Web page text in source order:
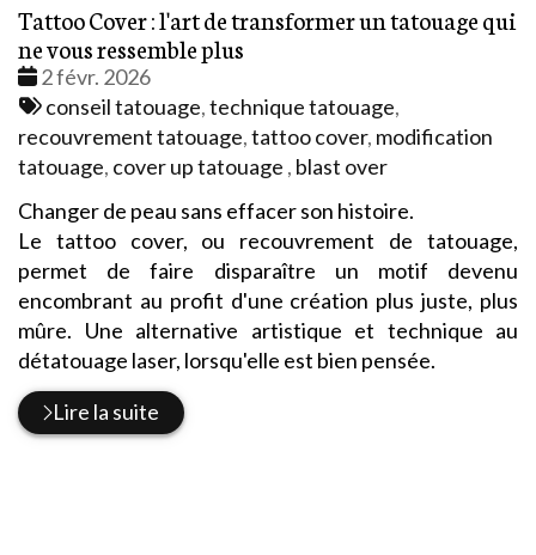
Tattoo Cover : l'art de transformer un tatouage qui
ne vous ressemble plus
Date
:
2 févr. 2026
Tags
:
conseil tatouage,technique tatouage,
recouvrement tatouage,tattoo cover, modification
tatouage, cover up tatouage , blast over
Changer de peau sans effacer son histoire.
Le tattoo cover, ou recouvrement de tatouage,
permet de faire disparaître un motif devenu
encombrant au profit d'une création plus juste, plus
mûre. Une alternative artistique et technique au
détatouage laser, lorsqu'elle est bien pensée.
Lire la suite